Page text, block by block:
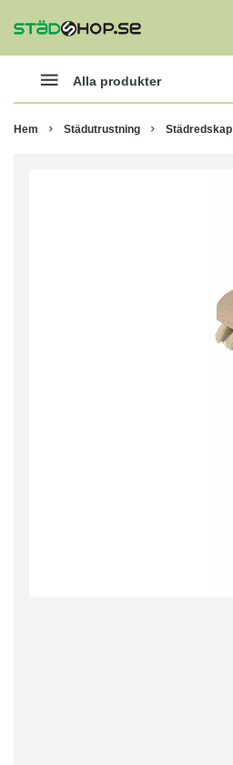
Alla produkter
Hem Städutrustning Städredskap